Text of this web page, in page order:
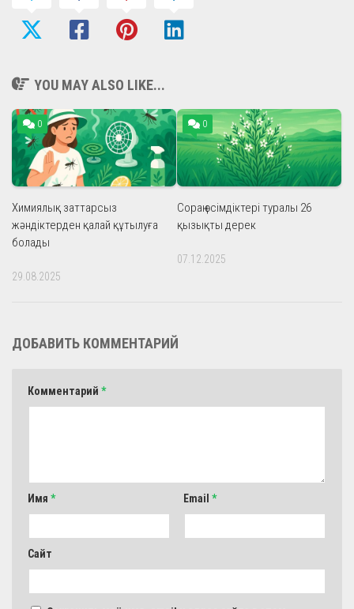
YOU MAY ALSO LIKE...
0
Химиялық заттарсыз
жәндіктерден қалай құтылуға
болады
29.08.2025
0
Сораң өсімдіктері туралы 26
қызықты дерек
07.12.2025
ДОБАВИТЬ КОММЕНТАРИЙ
Комментарий *
Имя * Email *
Сайт